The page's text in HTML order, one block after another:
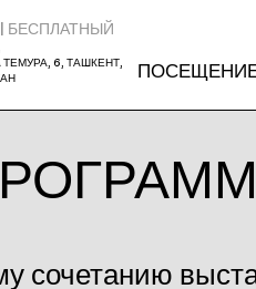
| БЕСПЛАТНЫЙ
6, ТАШКЕНТ,
сочетанию